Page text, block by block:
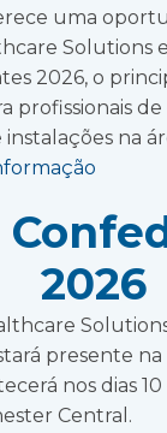
uma
Solutions
2026, o
profissionais
na
2026
presente na
nos dias
Central.